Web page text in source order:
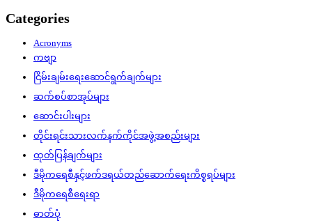
Categories
Acronyms
ကဗျာ
ငြိမ်းချမ်းရေးဆောင်ရွက်ချက်များ
ဆက်စပ်စာအုပ်များ
ဆောင်းပါးများ
တိုင်းရင်းသားလက်နက်ကိုင်အဖွဲ့အစည်းများ
ထုတ်ပြန်ချက်များ
ဒီမိုကရေစီနှင့်ဖက်ဒရယ်တည်ဆောက်‌ရေးကိစ္စရပ်များ
ဒီမိုကရေစီရေးရာ
ဓာတ်ပုံ